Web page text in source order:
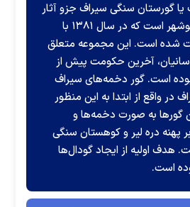
گورستان سنگی سیراف جزو آثار
ملی ایران در استان بوشهر است که در سال ۱۳۸۱ با
ثبت ۶۵۰۲ ثبت شده است. این مجموعه متعلق
آخرین حکومت پیش از
بوده است. گور دخمه‌های سیراف
در واقع از ابتدا به این منظور
گور‌ها به صورت دخمه‌ها و
پهنه دره لیر و کوهستان سنگی
هدف اولیه از ایجاد گودال‌ها
است.